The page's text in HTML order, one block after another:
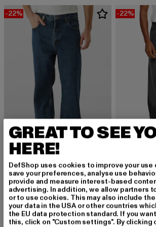
-22%
2Y STUDIOS
Adrik Basic Baggy Jeans
38,99 EUR
Derzeitiger Preis: 38,99 EUR
49,99 EURAktionspreis: 49,99 EUR
-22%
Heavy
38,99 EUR
Derzeitiger
GREAT TO SEE
HERE!
DefShop uses cookies to improve your use
save your preferences, analyse use
provide and measure interest-based
advertising. In addition, we allow partners
or to use cookies. This may also include
your data in the USA or other countries
the EU data protection standard. If you
this, click on "Custom settings". By clicking